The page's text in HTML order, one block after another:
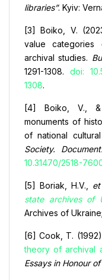
libraries”. Kyiv:
[3] Boіko, V.
value categories
archival studies.
1291-1308. doi:
1308.
[4] Boіko, V.,
monuments of
of national
Society.
10.31470/2518-
[5] Boriak, H.V.,
state archives of
Archives of
[6] Cook, T.
theory of archival
Essays in Honour